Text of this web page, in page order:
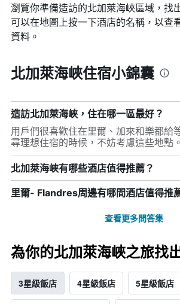
瀏覽你準備造訪的北加萊海峽區域，找
可以在地圖上按一下酒店的名稱，以查
資料。
北加萊海峽住宿小錦囊
造訪北加萊海峽，住在哪一區最好？
用戶們很喜歡住在里爾、加來和樂都給
尋理想住宿的時候，不妨考慮這些地點。
北加萊海峽有哪些酒店值得推薦？
里爾- Flandres周邊有哪間酒店值得推
查看更多問答集
為你的北加萊海峽之旅找
3星級飯店 4星級飯店 5星級飯店